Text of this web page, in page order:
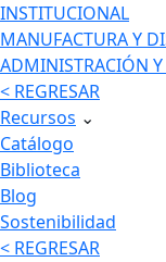
INSTITUCIONAL
MANUFACTURA Y
ADMINISTRACIÓN
< REGRESAR
Recursos ⌄
Catálogo
Biblioteca
Blog
Sostenibilidad
< REGRESAR